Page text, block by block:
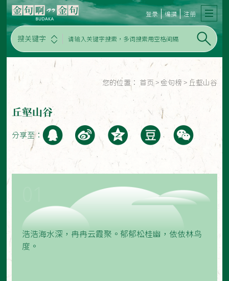
搜关键字
登录 编撰 注册
您的位置： 首页 > 金句榜 > 丘壑山谷
丘壑山谷
分享至：
浩浩海水深，冉冉云霞聚。郁郁松桂幽，依依林鸟
度。